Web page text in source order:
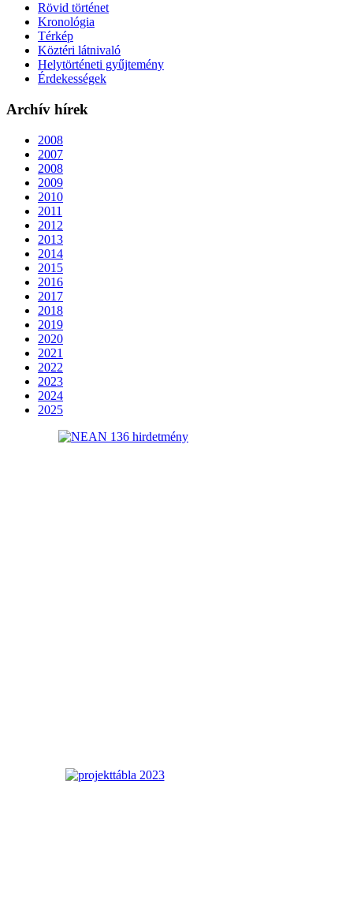
Rövid történet
Kronológia
Térkép
Köztéri látnivaló
Helytörténeti gyűjtemény
Érdekességek
Archív hírek
2008
2007
2008
2009
2010
2011
2012
2013
2014
2015
2016
2017
2018
2019
2020
2021
2022
2023
2024
2025